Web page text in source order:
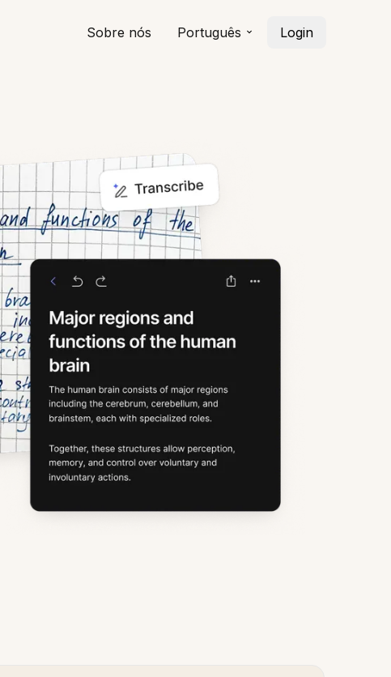
Sobre nós Português Login